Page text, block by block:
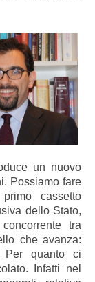
un nuovo
Possiamo fare
cassetto
dello Stato,
tra
che avanza:
Per quanto ci
Infatti nel